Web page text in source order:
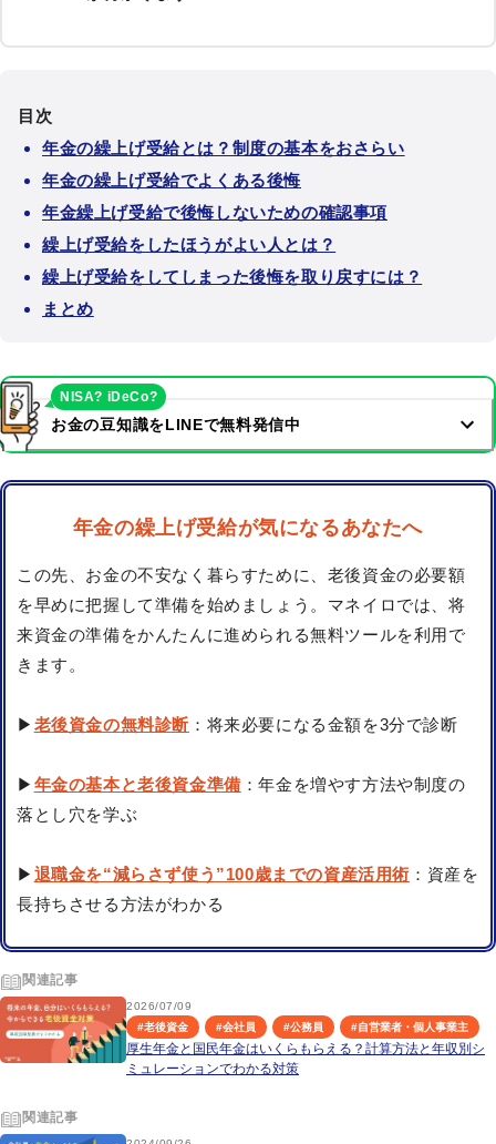
目次
年金の繰上げ受給とは？制度の基本をおさらい
年金の繰上げ受給でよくある後悔
年金繰上げ受給で後悔しないための確認事項
繰上げ受給をしたほうがよい人とは？
繰上げ受給をしてしまった後悔を取り戻すには？
まとめ
お金の豆知識をLINEで無料発信中
NISA? iDeCo?
年金の繰上げ受給が気になるあなたへ
この先、お金の不安なく暮らすために、老後資金の必要額
を早めに把握して準備を始めましょう。マネイロでは、将
来資金の準備をかんたんに進められる無料ツールを利用で
きます。
▶ 老後資金の無料診断 ：将来必要になる金額を3分で診断
▶ 年金の基本と老後資金準備 ：年金を増やす方法や制度の
落とし穴を学ぶ
▶ 退職金を“減らさず使う”100歳までの資産活用術 ：資産を
長持ちさせる方法がわかる
関連記事
2026/07/09
#老後資金 #会社員 #公務員 #自営業者・個人事業主
厚生年金と国民年金はいくらもらえる？計算方法と年収別シ
ミュレーションでわかる対策
関連記事